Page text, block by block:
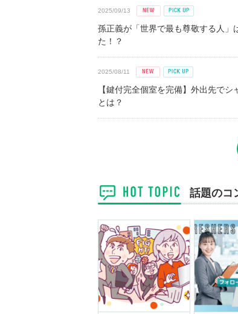
2025/09/13
孫正義が「世界で最も尊敬する人」
た！？
2025/08/11
【鍵付完全個室を完備】外出先で
とは？
話題のコ